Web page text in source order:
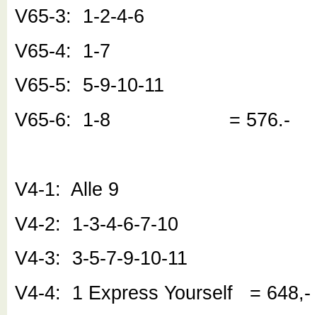
V65-3: 1-2-4-6
V65-4: 1-7
V65-5: 5-9-10-11
V65-6: 1-8 = 576.-
V4-1: Alle 9
V4-2: 1-3-4-6-7-10
V4-3: 3-5-7-9-10-11
V4-4: 1 Express Yourself = 648,-